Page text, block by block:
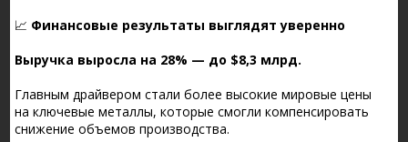
📈 Финансовые результаты выглядят уверенно
Выручка выросла на 28% — до $8,3 млрд.
Главным драйвером стали более высокие мировые цены
на ключевые металлы, которые смогли компенсировать
снижение объемов производства.